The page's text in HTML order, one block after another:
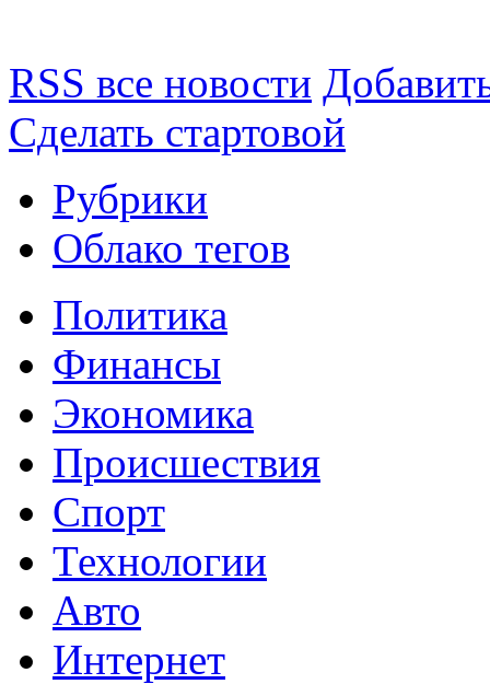
RSS все новости
Сделать стартовой
Рубрики
Облако тегов
Политика
Финансы
Экономика
Происшествия
Спорт
Технологии
Авто
Интернет